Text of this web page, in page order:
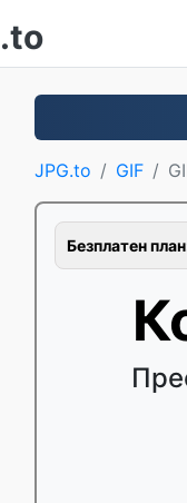
.to
JPG.to GIF
Безплатен